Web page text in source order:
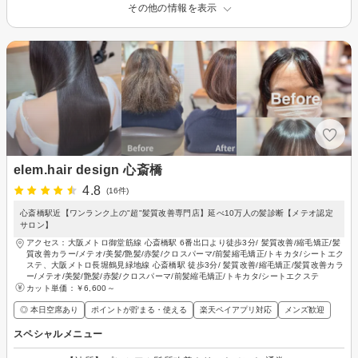
その他の情報を表示
elem.hair design 心斎橋
4.8
(16件)
心斎橋駅近【ワンランク上の"超"髪質改善専門店】延べ10万人の髪診断【メテオ認定
サロン】
アクセス：大阪メトロ御堂筋線 心斎橋駅 6番出口より徒歩3分/ 髪質改善/縮毛矯正/髪
質改善カラー/メテオ/美髪/艶髪/赤髪/クロスパーマ/前髪縮毛矯正/トキカタ/シートエク
ステ、大阪メトロ長堀鶴見緑地線 心斎橋駅 徒歩3分/ 髪質改善/縮毛矯正/髪質改善カラ
ー/メテオ/美髪/艶髪/赤髪/クロスパーマ/前髪縮毛矯正/トキカタ/シートエクステ
カット単価： ￥6,600～
◎ 本日空席あり ポイントが貯まる・使える 楽天ペイアプリ対応 メンズ歓迎
スペシャルメニュー